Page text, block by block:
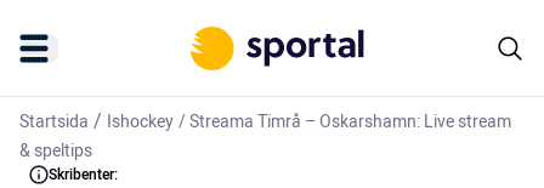
Startsida / Ishockey/Streama Timrå – Oskarshamn: Live stream
& speltips
Skribenter: